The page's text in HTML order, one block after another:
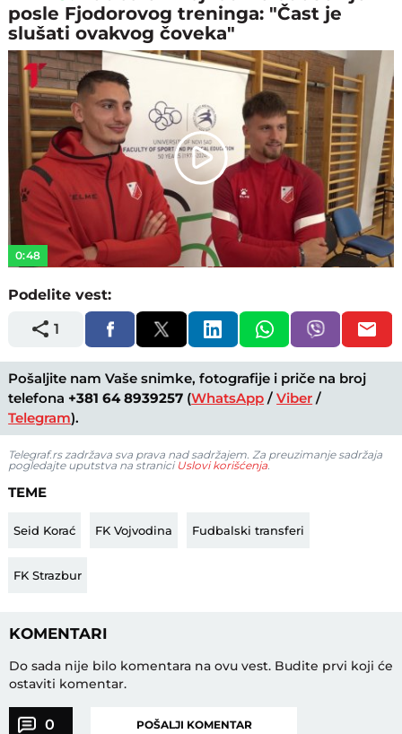
posle Fjodorovog treninga: "Čast je
slušati ovakvog čoveka"
Play
Video
0:48
Podelite vest:
1
Pošaljite nam Vaše snimke, fotografije i priče na broj
telefona +381 64 8939257 (WhatsApp /Viber /
Telegram).
Telegraf.rs zadržava sva prava nad sadržajem. Za preuzimanje sadržaja
pogledajte uputstva na stranici Uslovi korišćenja.
TEME
Seid Korać FK Vojvodina Fudbalski transferi
FK Strazbur
KOMENTARI
Do sada nije bilo komentara na ovu vest. Budite prvi koji će
ostaviti komentar.
0 POŠALJI KOMENTAR